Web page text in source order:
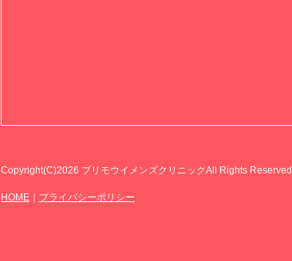
Copyright(C)2026 プリモウイメンズクリニックAll Rights Reserved.
HOME ｜ プライバシーポリシー